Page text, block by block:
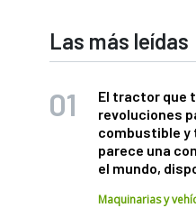
Las más leídas
El tractor que
revoluciones
combustible y
parece una
el mundo,
Maquinarias y